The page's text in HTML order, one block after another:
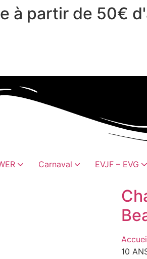
à partir de 50€
Carnaval EVJF – EVG
10